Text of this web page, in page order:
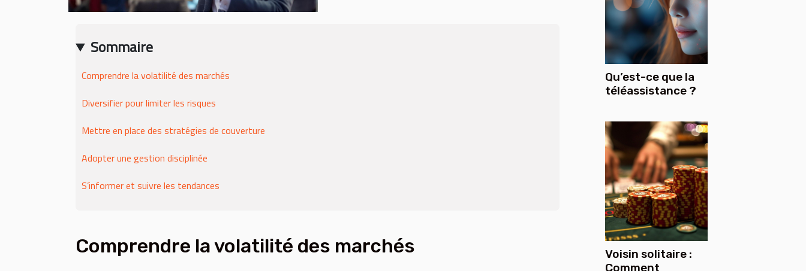
Sommaire
Comprendre la volatilité des marchés
Diversifier pour limiter les risques
Mettre en place des stratégies de couverture
Adopter une gestion disciplinée
S’informer et suivre les tendances
Comprendre la volatilité des marchés
Qu’est-ce que la
téléassistance ?
Voisin solitaire :
Comment